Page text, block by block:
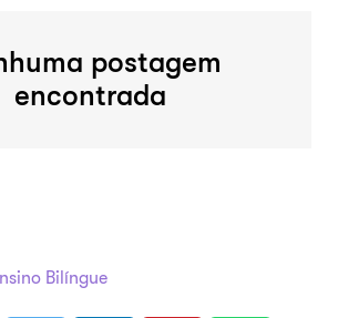
postagem
encontrada
Bilíngue